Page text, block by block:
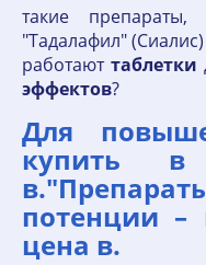
такие препараты,
"Тадалафил"
работаюттаблетки
эффектов?
Для
купить в
потенции –
цена в.